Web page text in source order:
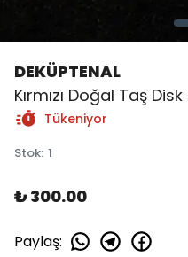
DEKÜPTENAL
Kırmızı Doğal Taş
Tükeniyor
Stok: 1
₺ 300.00
Paylaş: